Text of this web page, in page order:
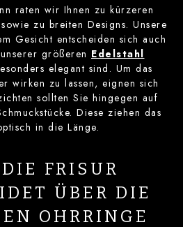
raten wir Ihnen zu kürzeren
zu breiten Designs. Unsere
Gesicht entscheiden sich auch
größeren Edelstahl
elegant sind. Um das
wirken zu lassen, eignen sich
sollten Sie hingegen auf
Diese ziehen das
in die Länge.
FRISUR
ÜBER DIE
OHRRINGE